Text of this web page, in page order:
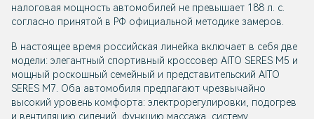
налоговая мощность автомобилей не превышает 188 л. с.
согласно принятой в РФ официальной методике замеров.
В настоящее время российская линейка включает в себя две
модели: элегантный спортивный кроссовер AITO SERES M5 и
мощный роскошный семейный и представительский AITO
SERES M7. Оба автомобиля предлагают чрезвычайно
высокий уровень комфорта: электрорегулировки, подогрев
и вентиляцию сидений, функцию массажа, систему